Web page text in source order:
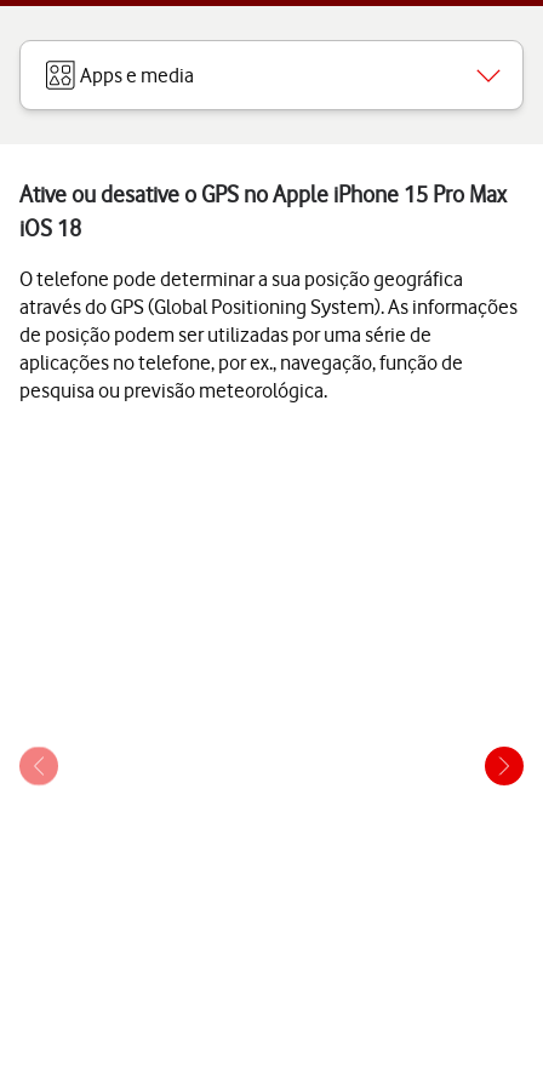
Apps e media
Ative ou desative o GPS no Apple iPhone 15 Pro Max
iOS 18
O telefone pode determinar a sua posição geográfica
através do GPS (Global Positioning System). As informações
de posição podem ser utilizadas por uma série de
aplicações no telefone, por ex., navegação, função de
pesquisa ou previsão meteorológica.